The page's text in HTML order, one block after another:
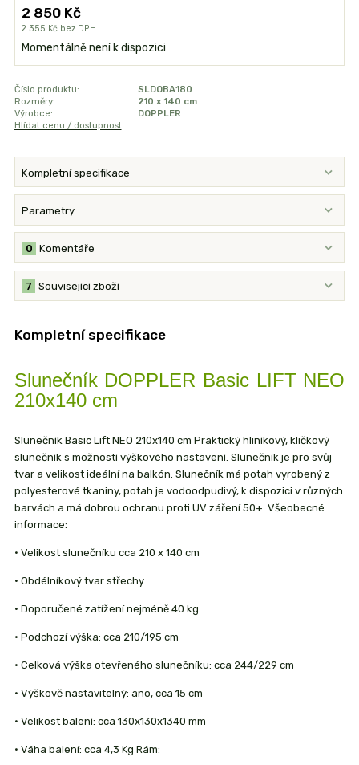
2 850 Kč
2 355 Kč bez DPH
Momentálně není k dispozici
Číslo produktu:
SLDOBA180
Rozměry:
210 x 140 cm
Výrobce:
DOPPLER
Hlídat cenu / dostupnost
Kompletní specifikace
Parametry
Komentáře
0
Související zboží
7
Kompletní specifikace
Slunečník DOPPLER Basic LIFT NEO
210x140 cm
Slunečník Basic Lift NEO 210x140 cm Praktický hliníkový, kličkový
slunečník s možností výškového nastavení. Slunečník je pro svůj
tvar a velikost ideální na balkón. Slunečník má potah vyrobený z
polyesterové tkaniny, potah je vodoodpudivý, k dispozici v různých
barvách a má dobrou ochranu proti UV záření 50+. Všeobecné
informace:
• Velikost slunečníku cca 210 x 140 cm
• Obdélníkový tvar střechy
• Doporučené zatížení nejméně 40 kg
• Podchozí výška: cca 210/195 cm
• Celková výška otevřeného slunečníku: cca 244/229 cm
• Výškově nastavitelný: ano, cca 15 cm
• Velikost balení: cca 130x130x1340 mm
• Váha balení: cca 4,3 Kg Rám: